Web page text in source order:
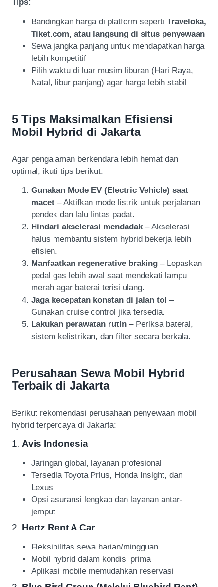
Tips:
Bandingkan harga di platform seperti Traveloka,
Tiket.com, atau langsung di situs penyewaan
Sewa jangka panjang untuk mendapatkan harga
lebih kompetitif
Pilih waktu di luar musim liburan (Hari Raya,
Natal, libur panjang) agar harga lebih stabil
5 Tips Maksimalkan Efisiensi
Mobil Hybrid di Jakarta
Agar pengalaman berkendara lebih hemat dan
optimal, ikuti tips berikut:
Gunakan Mode EV (Electric Vehicle) saat
macet – Aktifkan mode listrik untuk perjalanan
pendek dan lalu lintas padat.
Hindari akselerasi mendadak– Akselerasi
halus membantu sistem hybrid bekerja lebih
efisien.
Manfaatkan regenerative braking – Lepaskan
pedal gas lebih awal saat mendekati lampu
merah agar baterai terisi ulang.
Jaga kecepatan konstan di jalan tol –
Gunakan cruise control jika tersedia.
Lakukan perawatan rutin – Periksa baterai,
sistem kelistrikan, dan filter secara berkala.
Perusahaan Sewa Mobil Hybrid
Terbaik di Jakarta
Berikut rekomendasi perusahaan penyewaan mobil
hybrid terpercaya di Jakarta:
1. Avis Indonesia
Jaringan global, layanan profesional
Tersedia Toyota Prius, Honda Insight, dan
Lexus
Opsi asuransi lengkap dan layanan antar-
jemput
2. Hertz Rent A Car
Fleksibilitas sewa harian/mingguan
Mobil hybrid dalam kondisi prima
Aplikasi mobile memudahkan reservasi